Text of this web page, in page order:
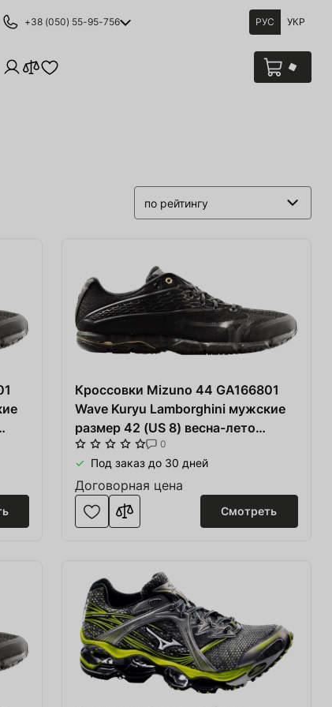
+38 (050) 55-95-756 РУС УКР
по рейтингу
Кроссовки Mizuno 44 GA166801
Wave Kuryu Lamborghini мужские
размер 42 (US 8) весна-лето
чёрные/серые сетка/текстиль/
резина
0
Под заказ до 30 дней
Договорная цена
Смотреть